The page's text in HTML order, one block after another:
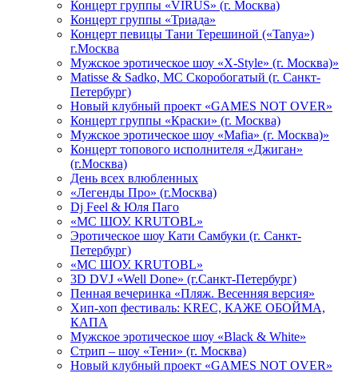
Концерт группы «VIRUS» (г. Москва)
Концерт группы «Триада»
Концерт певицы Тани Терешиной («Tanya»)
г.Москва
Мужское эротическое шоу «X-Style» (г. Москва)»
Matissе & Sadko, MC Скоробогатый (г. Санкт-
Петербург)
Новый клубный проект «GAMES NOT OVER»
Концерт группы «Краски» (г. Москва)
Мужское эротическое шоу «Mafia» (г. Москва)»
Концерт топового исполнителя «Джиган»
(г.Москва)
День всех влюбленных
«Легенды Про» (г.Москва)
Dj Feel & Юля Паго
«МС ШОУ. KRUTOBL»
Эротическое шоу Кати Самбуки (г. Санкт-
Петербург)
«МС ШОУ. KRUTOBL»
3D DVJ «Well Done» (г.Санкт-Петербург)
Пенная вечеринка «Пляж. Весенняя версия»
Хип-хоп фестиваль: KREC, КАЖЕ ОБОЙМА,
КАПА
Мужское эротическое шоу «Black & White»
Стрип – шоу «Тени» (г. Москва)
Новый клубный проект «GAMES NOT OVER»